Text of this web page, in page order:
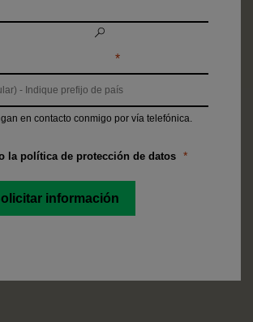
en contacto conmigo por vía telefónica.
la política de protección de datos
información